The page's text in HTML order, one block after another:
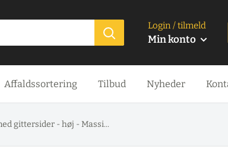
Login / tilmeld
Min konto
Affaldssortering Tilbud Nyheder
gittersider - høj - Massi...